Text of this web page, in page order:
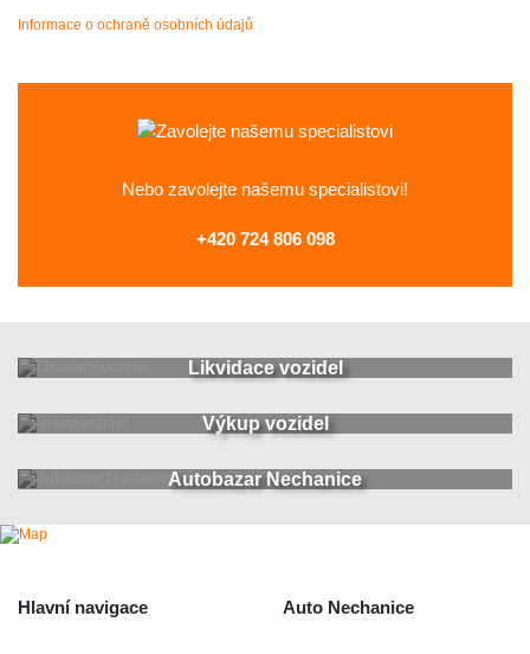
Informace o ochraně osobních údajů
Nebo zavolejte našemu specialistovi!
+420 724 806 098
Likvidace vozidel
Výkup vozidel
Autobazar Nechanice
Hlavní navigace Auto Nechanice